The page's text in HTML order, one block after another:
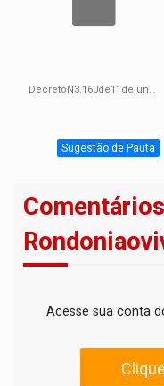
DecretoN3.160de11dejunhode2026.pdf
Sugestão de Pauta
Comentários
Acesse sua conta